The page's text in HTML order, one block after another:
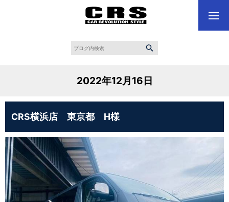
2022年12月16日
CRS横浜店 東京都 H様